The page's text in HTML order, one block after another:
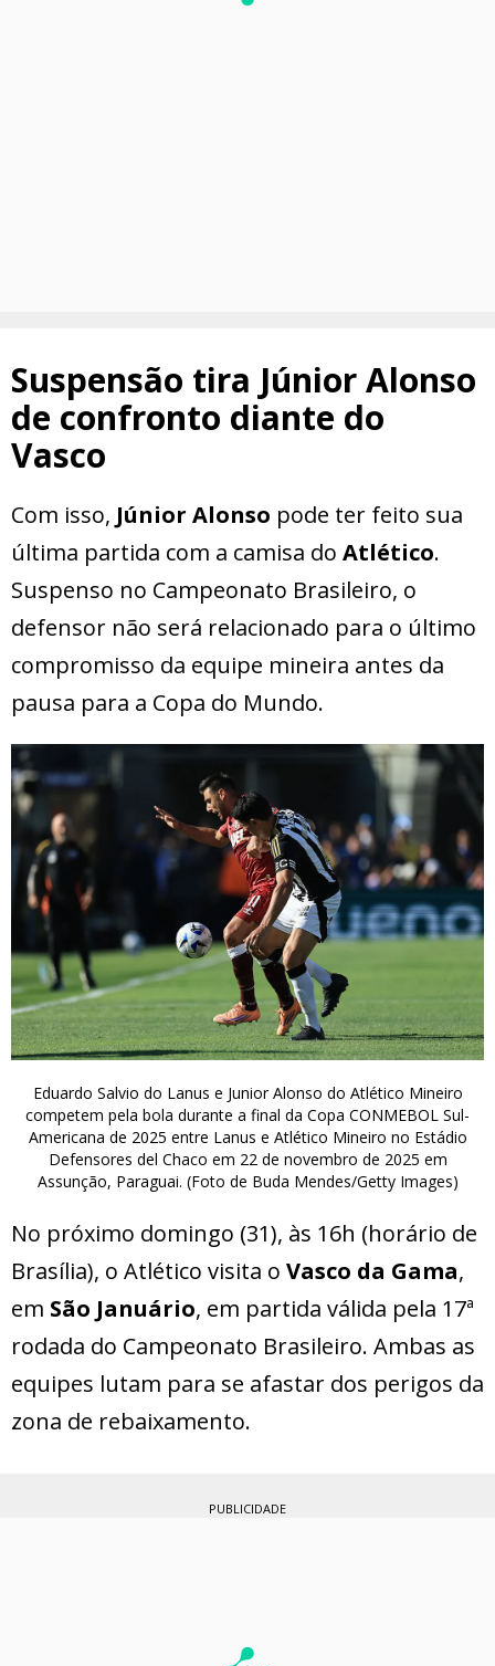
Suspensão tira Júnior Alonso
de confronto diante do
Vasco
Com isso, Júnior Alonso pode ter feito sua
última partida com a camisa do Atlético.
Suspenso no Campeonato Brasileiro, o
defensor não será relacionado para o último
compromisso da equipe mineira antes da
pausa para a Copa do Mundo.
Eduardo Salvio do Lanus e Junior Alonso do Atlético Mineiro
competem pela bola durante a final da Copa CONMEBOL Sul-
Americana de 2025 entre Lanus e Atlético Mineiro no Estádio
Defensores del Chaco em 22 de novembro de 2025 em
Assunção, Paraguai. (Foto de Buda Mendes/Getty Images)
No próximo domingo (31), às 16h (horário de
Brasília), o Atlético visita o Vasco da Gama,
em São Januário, em partida válida pela 17ª
rodada do Campeonato Brasileiro. Ambas as
equipes lutam para se afastar dos perigos da
zona de rebaixamento.
PUBLICIDADE